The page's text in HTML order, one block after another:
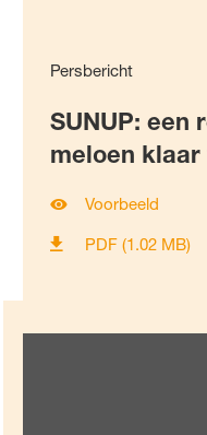
Persbericht
SUNUP: een
meloen klaar
Voorbeeld
PDF (1.02 MB)